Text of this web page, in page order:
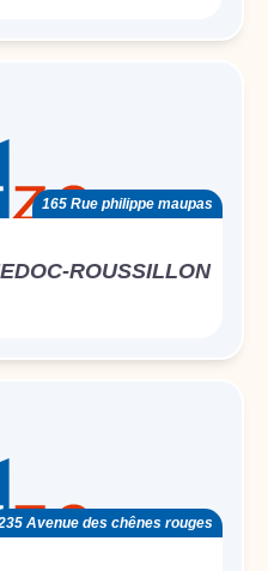
165 Rue philippe maupas
ROUSSILLON
Avenue des chênes rouges